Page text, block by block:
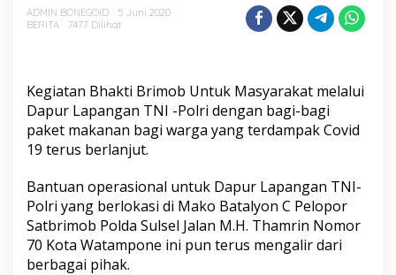
n
e
u
a
B
z
a
s
B
o
ADMIN BONEGOID
5 Juni 2020
BERITA
7477 Dilihat
Kegiatan Bhakti Brimob Untuk Masyarakat melalui
Dapur Lapangan TNI -Polri dengan bagi-bagi
paket makanan bagi warga yang terdampak Covid
19 terus berlanjut.
Bantuan operasional untuk Dapur Lapangan TNI-
Polri yang berlokasi di Mako Batalyon C Pelopor
Satbrimob Polda Sulsel Jalan M.H. Thamrin Nomor
70 Kota Watampone ini pun terus mengalir dari
berbagai pihak.